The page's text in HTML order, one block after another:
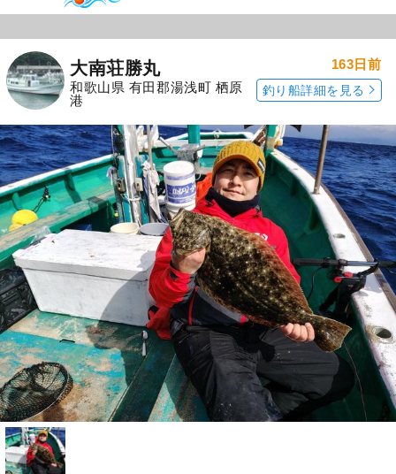
大南荘勝丸
和歌山県 有田郡湯浅町 栖原
港
163日前
釣り船詳細を見る